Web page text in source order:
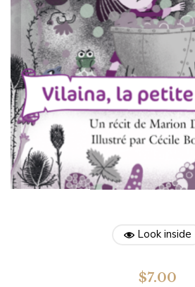
Look inside
$7.00